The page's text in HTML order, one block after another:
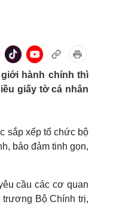
Doanh nghiệp
Doanh nhân
Vì cộng đồng
Tư vấn
Săn Tour
giới hành chính thì
giấy tờ cá nhân
sắp xếp tổ chức bộ
bảo đảm tinh gọn,
cầu các cơ quan
trương Bộ Chính trị,